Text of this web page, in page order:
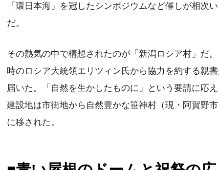
「環日本海」を冠したシンポジウムなど催しが相次い
だ。
その熱気の中で構想されたのが「新潟ロシア村」だ
時のロシア大統領エリツィン氏から協力を約する親
届いた。「自然を生かしたものに」という要請に応
建設地は市街地から自然豊かな笹神村（現・阿賀野
に移された。